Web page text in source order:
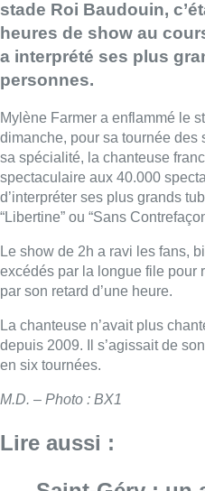
Le show de 2h a ravi les fans,
excédés par la longue file pour
par son retard d’une heure.
La chanteuse n’avait plus
en six tournées.
M.D. – Photo : BX1
Lire aussi :
Saint-Géry : un
Senne et une